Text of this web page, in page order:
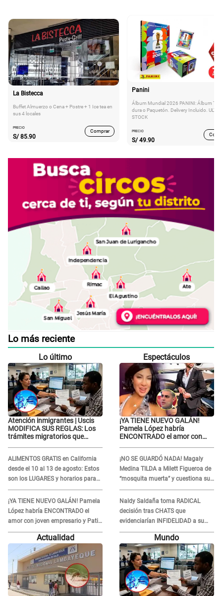
La Bistecca
Buffet Almuerzo o Cena + Postre + 1 Ice tea en
sus 4 locales
PRECIO
S/ 85.90
Comprar
Panini
Álbum Mundial 2026 PANINI: Álbum
dura o Paquetón. Delivery Incluido.
STOCK
PRECIO
S/ 49.90
Lo más reciente
Lo último
Atención inmigrantes | Uscis
MODIFICA SUS REGLAS: Los
trámites migratorios que
ALIMENTOS GRATIS en California
desde el 10 al 13 de agosto: Estos
son los LUGARES y horarios para
recibir la ayuda
¡YA TIENE NUEVO GALÁN! Pamela
López habría ENCONTRADO el
amor con joven empresario y Pati
Lorena la ECHA en VIVO
Espectáculos
¡YA TIENE NUEVO GALÁN!
Pamela López habría
ENCONTRADO el amor con
¡NO SE GUARDÓ NADA! Magaly
Medina TILDA a Milett Figueroa de
“mosquita muerta” y cuestiona su
RECONCILIACIÓN con Marcelo
Tinelli en TV argentina
Naldy Saldaña toma RADICAL
decisión tras CHATS que
evidenciarían INFIDELIDAD a su
novio con animador de 'La Bella
Luz': "Un día..."
Actualidad Mundo